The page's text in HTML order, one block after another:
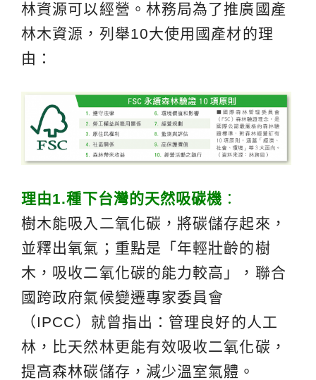
林資源可以經營。林務局為了推廣國產
林木資源，列舉10大使用國產材的理
由：
理由1.種下台灣的天然吸碳機 ：
樹木能吸入二氧化碳，將碳儲存起來，
並釋出氧氣；重點是「年輕壯齡的樹
木，吸收二氧化碳的能力較高」，聯合
國跨政府氣候變遷專家委員會
（IPCC）就曾指出：管理良好的人工
林，比天然林更能有效吸收二氧化碳，
提高森林碳儲存，減少溫室氣體。